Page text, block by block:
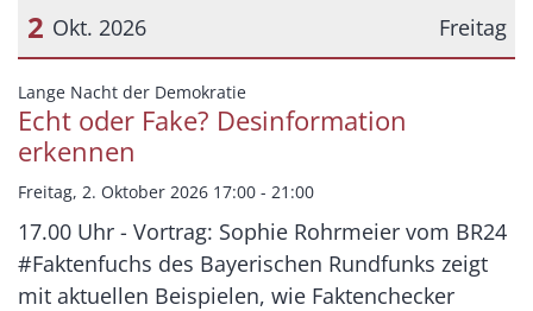
Freitag
2 Okt. 2026
Datum: 2. Oktober 2026
Lange Nacht der Demokratie:
Echt oder Fake? Desinformation
erkennen
Freitag, 2. Oktober 2026 17:00 - 21:00
17.00 Uhr - Vortrag: Sophie Rohrmeier vom BR24
#Faktenfuchs des Bayerischen Rundfunks zeigt
mit aktuellen Beispielen, wie Faktenchecker